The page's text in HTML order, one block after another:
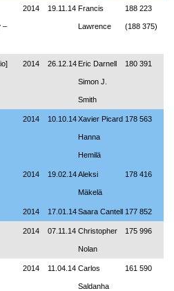
–
2014 19.11.14 Francis
Lawrence
188 223
(188 375)
2014 26.12.14 Eric Darnell
Simon J.
Smith
180 391
2014 10.10.14Xavier Picard
Hanna
Hemilä
178 563
2014 19.02.14Aleksi
Mäkelä
178 416
2014 17.01.14Saara Cantell 177 852
2014 07.11.14 Christopher
Nolan
175 996
2014 11.04.14 Carlos
Saldanha
161 590